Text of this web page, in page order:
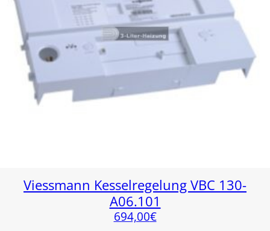
Viessmann Kesselregelung VBC 130-
A06.101
694,00€